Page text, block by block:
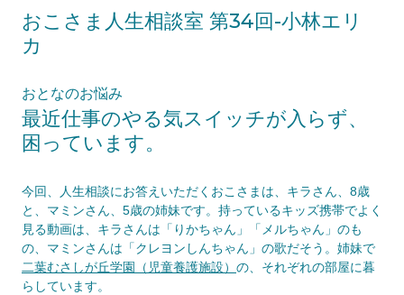
おこさま人生相談室 第34回-小林エリ
カ
おとなのお悩み
最近仕事のやる気スイッチが入らず、
困っています。
今回、人生相談にお答えいただくおこさまは、キラさん、8歳
と、マミンさん、5歳の姉妹です。持っているキッズ携帯でよく
見る動画は、キラさんは「りかちゃん」「メルちゃん」のも
の、マミンさんは「クレヨンしんちゃん」の歌だそう。姉妹で
二葉むさしが丘学園（児童養護施設） の、それぞれの部屋に暮
らしています。